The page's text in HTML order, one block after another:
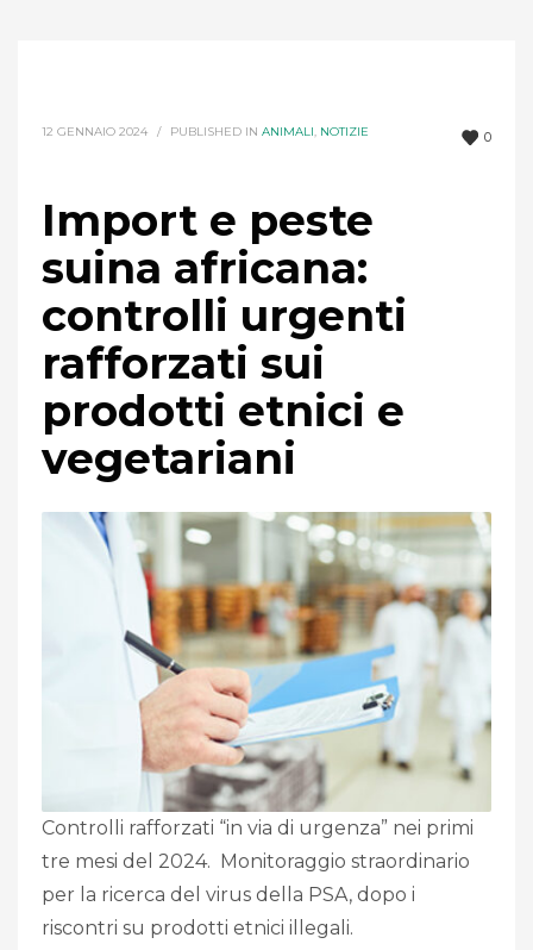
0
12 GENNAIO 2024 / PUBLISHED IN ANIMALI, NOTIZIE
Import e peste
suina africana:
controlli urgenti
rafforzati sui
prodotti etnici e
vegetariani
Controlli rafforzati “in via di urgenza” nei primi
tre mesi del 2024. Monitoraggio straordinario
per la ricerca del virus della PSA, dopo i
riscontri su prodotti etnici illegali.